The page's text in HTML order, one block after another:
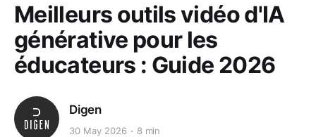
Meilleurs outils vidéo d'IA
générative pour les
éducateurs : Guide 2026
Digen
30 May 2026 8 min